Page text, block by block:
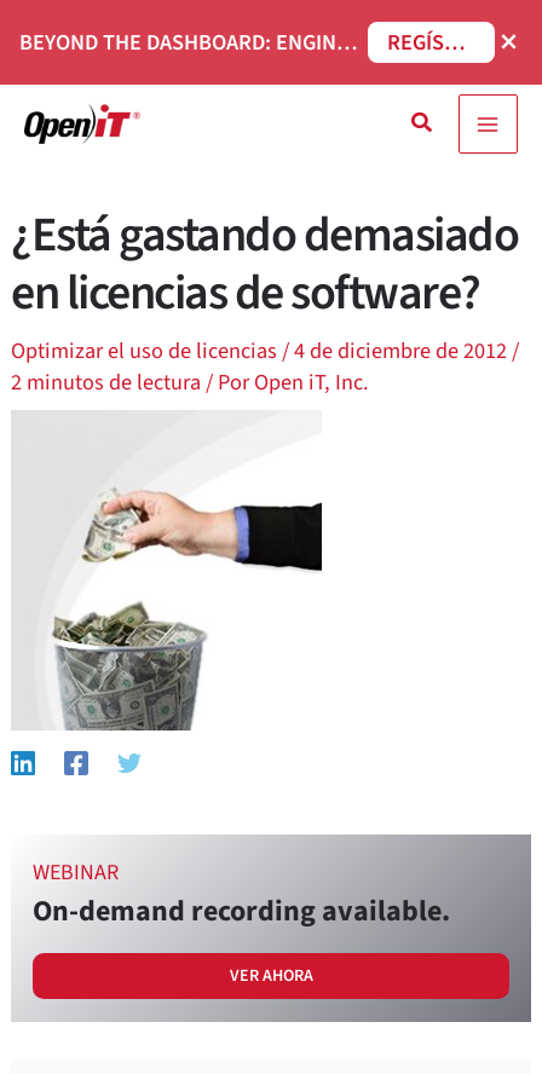
contenido
BEYOND THE DASHBOARD: ENGINEERING SOFTWARE IN SERVICENOW WEBINAR REGÍSTRESE AHORA ×
Buscar
¿Está gastando demasiado
en licencias de software?
Optimizar el uso de licencias/4 de diciembre de 2012/
2 minutos de lectura/ PorOpen iT, Inc.
WEBINAR
On-demand recording available.
VER AHORA